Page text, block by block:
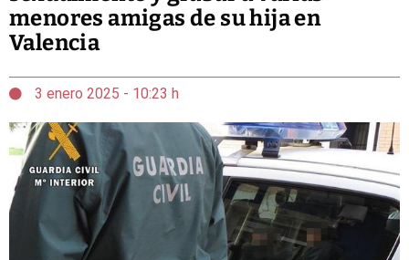
menores amigas de su hija en
Valencia
3 enero 2025 - 10:23 h